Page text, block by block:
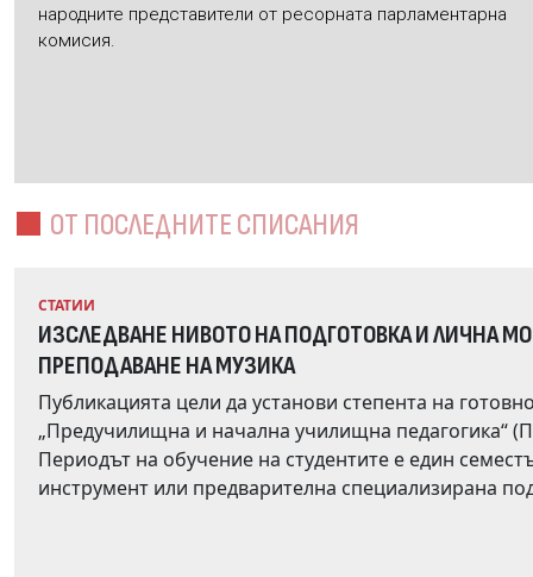
народните представители от ресорната парламентарна
комисия.
ОТ ПОСЛЕДНИТЕ СПИСАНИЯ
СТАТИИ
ИЗСЛЕДВАНЕ НИВОТО НА ПОДГОТОВКА И ЛИЧНА
ПРЕПОДАВАНЕ НА МУЗИКА
Публикацията цели да установи степента на
„Предучилищна и начална училищна педагогика“ (ПНУП) в редовна форма на обучение, да
Периодът на обучение на студентите е един семестър. Подготовката им не изисква владеене на
инструмент или предварителна специализирана подготовка по солфеж.